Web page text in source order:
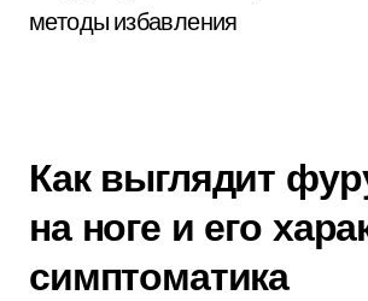
Как выглядит
на ноге и его
симптоматика